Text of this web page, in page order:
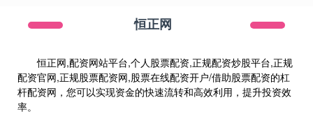
恒正网
恒正网,配资网站平台,个人股票配资,正规配资炒股平台,正规
配资官网,正规股票配资网,股票在线配资开户/借助股票配资的杠
杆配资网，您可以实现资金的快速流转和高效利用，提升投资效
率。